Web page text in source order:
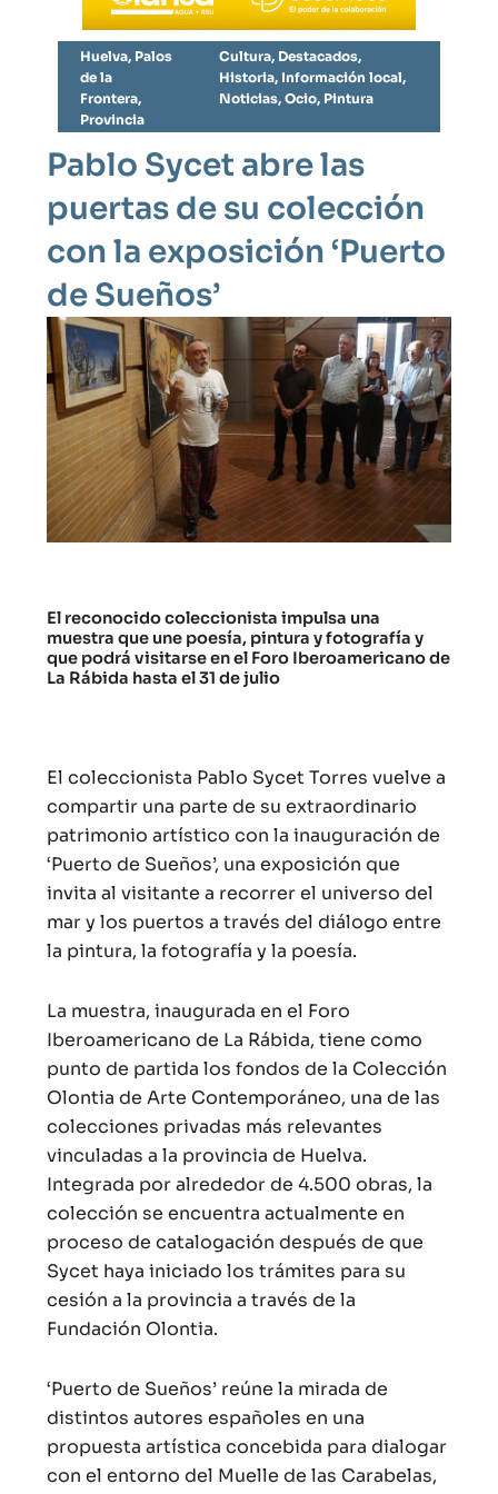
Huelva, Palos
de la
Frontera,
Provincia
Cultura, Destacados,
Historia, Información local,
Noticias, Ocio, Pintura
Pablo Sycet abre las
puertas de su colección
con la exposición ‘Puerto
de Sueños’
El reconocido coleccionista impulsa una
muestra que une poesía, pintura y fotografía y
que podrá visitarse en el Foro Iberoamericano de
La Rábida hasta el 31 de julio
El coleccionista Pablo Sycet Torres vuelve a
compartir una parte de su extraordinario
patrimonio artístico con la inauguración de
‘Puerto de Sueños’, una exposición que
invita al visitante a recorrer el universo del
mar y los puertos a través del diálogo entre
la pintura, la fotografía y la poesía.
La muestra, inaugurada en el Foro
Iberoamericano de La Rábida, tiene como
punto de partida los fondos de la Colección
Olontia de Arte Contemporáneo, una de las
colecciones privadas más relevantes
vinculadas a la provincia de Huelva.
Integrada por alrededor de 4.500 obras, la
colección se encuentra actualmente en
proceso de catalogación después de que
Sycet haya iniciado los trámites para su
cesión a la provincia a través de la
Fundación Olontia.
‘Puerto de Sueños’ reúne la mirada de
distintos autores españoles en una
propuesta artística concebida para dialogar
con el entorno del Muelle de las Carabelas,